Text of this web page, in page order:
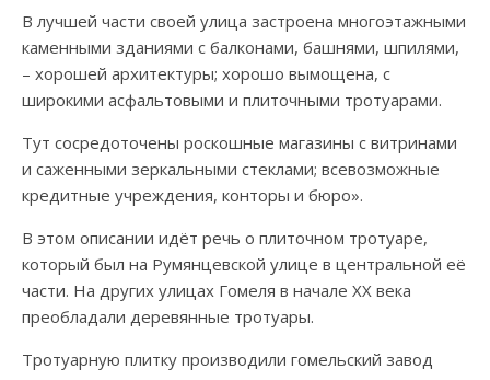
В лучшей части своей улица застроена многоэтажными
каменными зданиями с балконами, башнями, шпилями,
– хорошей архитектуры; хорошо вымощена, с
широкими асфальтовыми и плиточными тротуарами.
Тут сосредоточены роскошные магазины с витринами
и саженными зеркальными стеклами; всевозможные
кредитные учреждения, конторы и бюро».
В этом описании идёт речь о плиточном тротуаре,
который был на Румянцевской улице в центральной её
части. На других улицах Гомеля в начале XX века
преобладали деревянные тротуары.
Тротуарную плитку производили гомельский завод